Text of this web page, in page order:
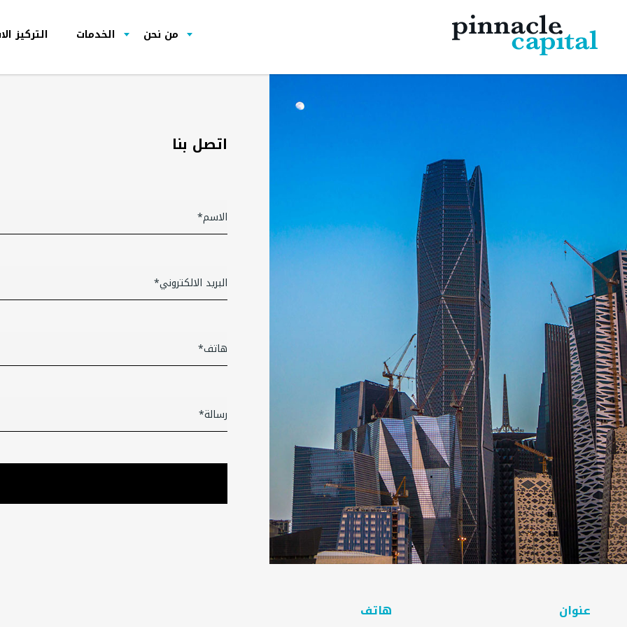
من نحن الخدمات التركيز
عنوان هاتف
اتصل بنا